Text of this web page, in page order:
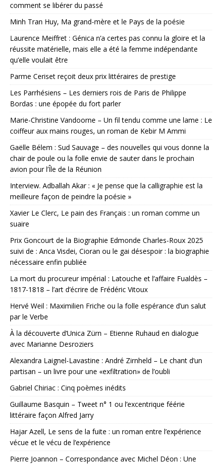
comment se libérer du passé
Minh Tran Huy, Ma grand-mère et le Pays de la poésie
Laurence Meiffret : Génica n’a certes pas connu la gloire et la
réussite matérielle, mais elle a été la femme indépendante
qu’elle voulait être
Parme Ceriset reçoit deux prix littéraires de prestige
Les Parrhésiens – Les derniers rois de Paris de Philippe
Bordas : une épopée du fort parler
Marie-Christine Vandoorne – Un fil tendu comme une lame : Le
coiffeur aux mains rouges, un roman de Kebir M Ammi
Gaëlle Bélem : Sud Sauvage – des nouvelles qui vous donne la
chair de poule ou la folle envie de sauter dans le prochain
avion pour l’Île de la Réunion
Interview. Adballah Akar : « Je pense que la calligraphie est la
meilleure façon de peindre la poésie »
Xavier Le Clerc, Le pain des Français : un roman comme un
suaire
Prix Goncourt de la Biographie Edmonde Charles-Roux 2025
suivi de : Anca Visdei, Cioran ou le gai désespoir : la biographie
nécessaire enfin publiée
La mort du procureur impérial : Latouche et l’affaire Fualdès –
1817-1818 – l’art d’écrire de Frédéric Vitoux
Hervé Weil : Maximilien Friche ou la folle espérance d’un salut
par le Verbe
À la découverte d’Unica Zürn – Etienne Ruhaud en dialogue
avec Marianne Desroziers
Alexandra Laignel-Lavastine : André Zirnheld – Le chant d’un
partisan – un livre pour une «exfiltration» de l’oubli
Gabriel Chiriac : Cinq poèmes inédits
Guillaume Basquin – Tweet n° 1 ou l’excentrique féérie
littéraire façon Alfred Jarry
Hajar Azell, Le sens de la fuite : un roman entre l’expérience
vécue et le vécu de l’expérience
Pierre Joannon – Correspondance avec Michel Déon : Une